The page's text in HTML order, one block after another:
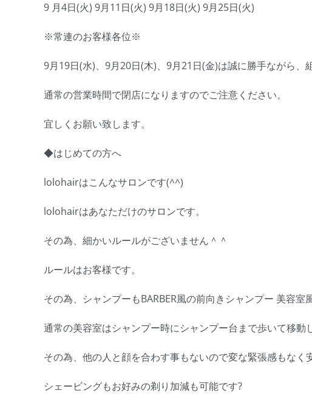
9 月4日(火) 9月11日(火) 9月18日(火) 9月25日(火)
※常連のお客様各位※
9月19日(水)、9月20日(木)、9月21日(金)は誠に勝手ながら、
通常の営業時間で閉店になりますのでご注意ください。
宜しくお願い致します。
◆はじめての方へ
lolohairはこんなサロンです(^^)
lolohairはあなただけのサロンです。
その為、細かいルールがございません＾＾
ルールはお客様です。
その為、シャンプーもBARBER風の前向きシャンプー 美容室
通常の美容室はシャンプー時にシャンプー台まで歩いて移
その為、他の人と顔を合わす事もないので変な緊張感もなく
シェービングもお好みの剃り加減も可能です?